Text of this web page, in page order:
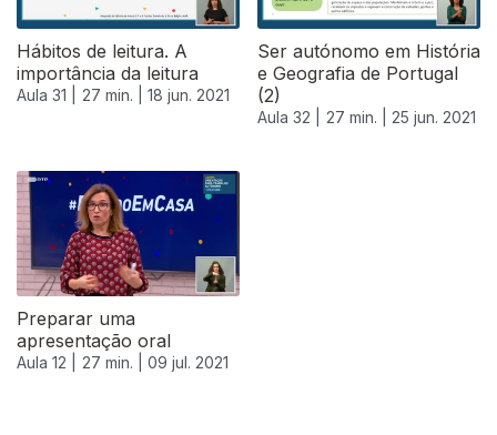
Hábitos de leitura. A
importância da leitura
Aula 31 | 27 min. | 18 jun. 2021
Ser autónomo em História
e Geografia de Portugal
(2)
Aula 32 | 27 min. | 25 jun. 2021
Preparar uma
apresentação oral
Aula 12 | 27 min. | 09 jul. 2021
556631